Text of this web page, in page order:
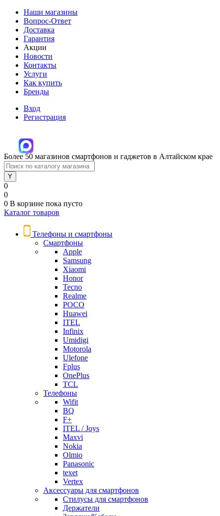
Наши магазины
Вопрос-Ответ
Доставка
Гарантия
Акции
Новости
Контакты
Услуги
Как купить
Бренды
Вход
Регистрация
Более 50 магазинов смартфонов и гаджетов в Алтайском крае
0
0
0 В корзине пока пусто
Каталог товаров
Телефоны и смартфоны
Смартфоны
Apple
Samsung
Xiaomi
Honor
Tecno
Realme
POCO
Huawei
ITEL
Infinix
Umidigi
Motorola
Ulefone
Fplus
OnePlus
TCL
Телефоны
Wifit
BQ
F+
ITEL / Joys
Maxvi
Nokia
Olmio
Panasonic
texet
Vertex
Аксессуары для смартфонов
Стилусы для смартфонов
Держатели